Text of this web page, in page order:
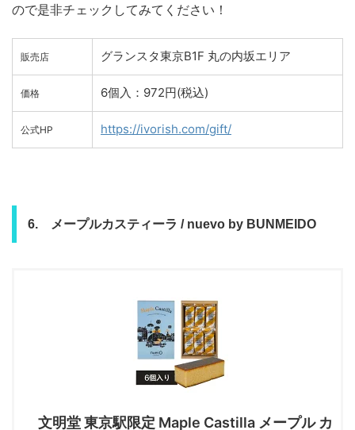
ので是非チェックしてみてください！
販売店 グランスタ東京B1F 丸の内坂エリア
価格 6個入：972円(税込)
公式HP https://ivorish.com/gift/
6. メープルカスティーラ / nuevo by BUNMEIDO
文明堂 東京駅限定 Maple Castilla メープル カ